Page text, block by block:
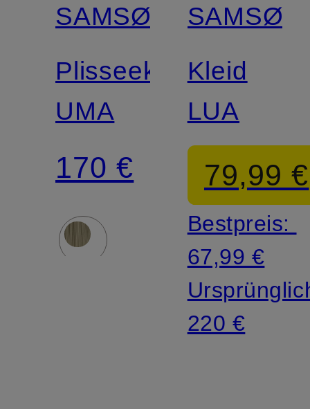
SAMSØE
Plisseekleid
UMA
170 €
SAMSØE
Kleid
LUA
79,99 €
Bestpreis:
67,99 €
220 €